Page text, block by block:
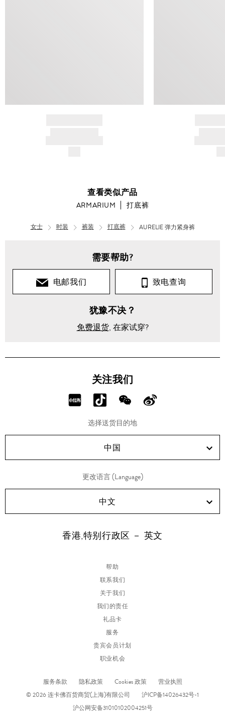
查看类似产品
ARMARIUM 打底裤
女士 时装 裤装 打底裤 AURELIE 弹力紧身裤
需要帮助?
电邮我们 致电查询
犹豫不决？
免费退货, 在家试穿?
关注我们
分
RED!
分
享
Douyin!
分
享
WeChat!
分
Weibo!
选择送货目的地
中国
更改语言 (Language)
中文
香港,特别行政区 － 英文
帮助
联系我们
关于我们
我们的责任
礼品卡
服务
贵宾会员计划
职业机会
服务条款 隐私政策 Cookies 政策
营业执照
© 2026 连卡佛百货商贸(上海)有限公司
沪ICP备14026432号-1
沪公网安备31010102004251号